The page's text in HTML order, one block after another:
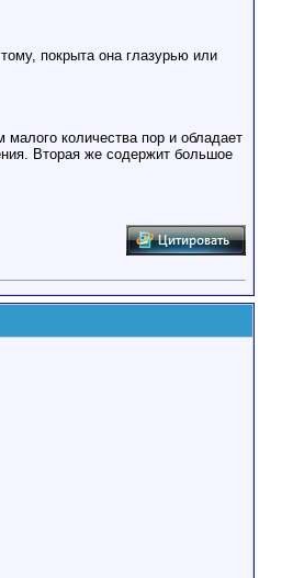
покрыта она глазурью или
малого количества пор и обладает
Вторая же содержит большое